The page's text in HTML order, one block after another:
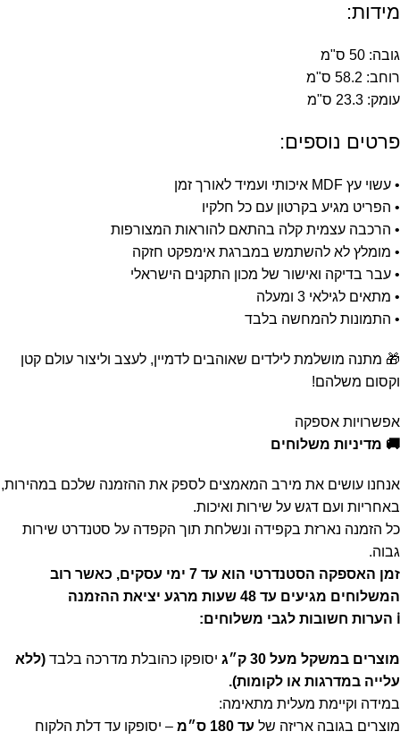
מידות:
גובה: 50 ס"מ
רוחב: 58.2 ס"מ
עומק: 23.3 ס"מ
פרטים נוספים:
• עשוי עץ MDF איכותי ועמיד לאורך זמן
• הפריט מגיע בקרטון עם כל חלקיו
• הרכבה עצמית קלה בהתאם להוראות המצורפות
• מומלץ לא להשתמש במברגת אימפקט חזקה
• עבר בדיקה ואישור של מכון התקנים הישראלי
• מתאים לגילאי 3 ומעלה
• התמונות להמחשה בלבד
🎁 מתנה מושלמת לילדים שאוהבים לדמיין, לעצב וליצור עולם קטן
וקסום משלהם!
אפשרויות אספקה
🚚 מדיניות משלוחים
אנחנו עושים את מירב המאמצים לספק את ההזמנה שלכם במהירות,
באחריות ועם דגש על שירות ואיכות.
כל הזמנה נארזת בקפידה ונשלחת תוך הקפדה על סטנדרט שירות
גבוה.
זמן האספקה הסטנדרטי הוא עד 7 ימי עסקים, כאשר רוב
המשלוחים מגיעים עד 48 שעות מרגע יציאת ההזמנה
ℹ️ הערות חשובות לגבי משלוחים:
מוצרים במשקל מעל 30 ק״ג יסופקו כהובלת מדרכה בלבד (ללא
עלייה במדרגות או לקומות).
במידה וקיימת מעלית מתאימה:
מוצרים בגובה אריזה של עד 180 ס״מ – יסופקו עד דלת הלקוח